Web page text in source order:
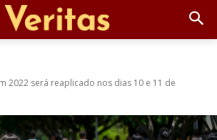
2022 será reaplicado nos dias 10 e 11 de